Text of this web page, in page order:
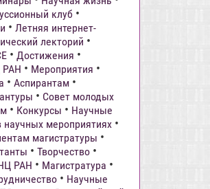
клуб •
• Летняя интернет-
лекторий •
• Достижения •
РАН • Мероприятия •
• Аспирантам •
• Совет молодых
• Конкурсы • Научные
научных мероприятиях •
магистратуры •
• Творчество •
РАН • Магистратура •
• Научные